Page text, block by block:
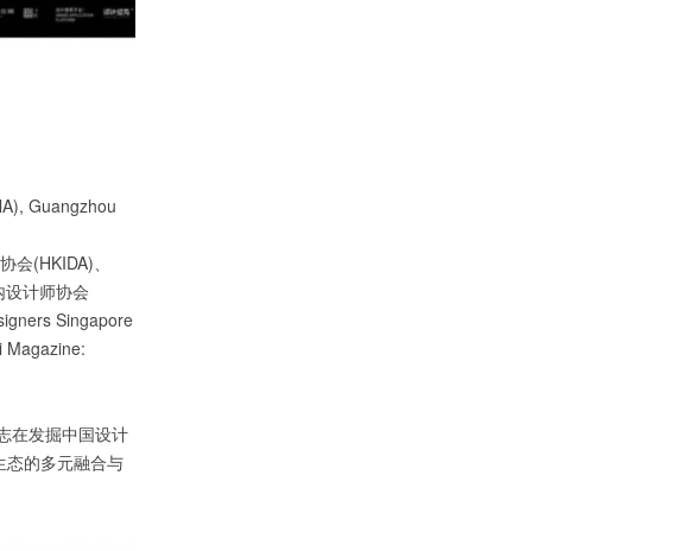
Guangzhou
(HKIDA)、
计师协会
Singapore
Magazine:
在发掘中国设计
态的多元融合与